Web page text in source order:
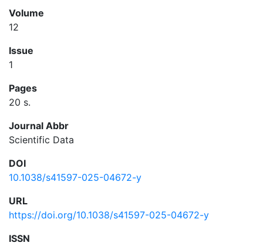
Volume
12
Issue
1
Pages
20 s.
Journal Abbr
Scientific Data
DOI
10.1038/s41597-025-04672-y
URL
https://doi.org/10.1038/s41597-025-04672-y
ISSN